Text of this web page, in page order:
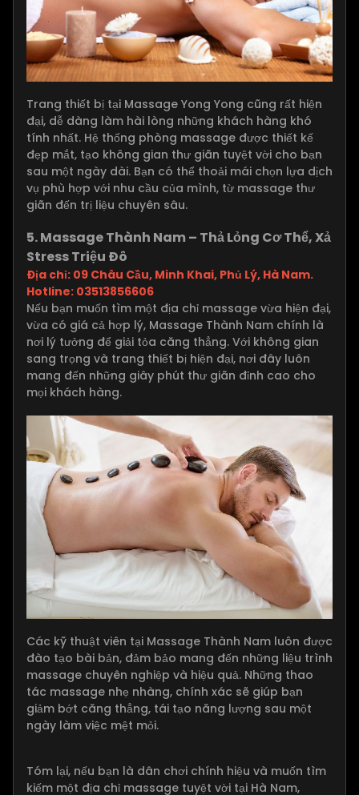
Trang thiết bị tại Massage Yong Yong cũng rất hiện
đại, dễ dàng làm hài lòng những khách hàng khó
tính nhất. Hệ thống phòng massage được thiết kế
đẹp mắt, tạo không gian thư giãn tuyệt vời cho bạn
sau một ngày dài. Bạn có thể thoải mái chọn lựa dịch
vụ phù hợp với nhu cầu của mình, từ massage thư
giãn đến trị liệu chuyên sâu.
5. Massage Thành Nam – Thả Lỏng Cơ Thể, Xả
Stress Triệu Đô
Địa chỉ: 09 Châu Cầu, Minh Khai, Phủ Lý, Hà Nam.
Hotline: 03513856606
Nếu bạn muốn tìm một địa chỉ massage vừa hiện đại,
vừa có giá cả hợp lý, Massage Thành Nam chính là
nơi lý tưởng để giải tỏa căng thẳng. Với không gian
sang trọng và trang thiết bị hiện đại, nơi đây luôn
mang đến những giây phút thư giãn đỉnh cao cho
mọi khách hàng.
Các kỹ thuật viên tại Massage Thành Nam luôn được
đào tạo bài bản, đảm bảo mang đến những liệu trình
massage chuyên nghiệp và hiệu quả. Những thao
tác massage nhẹ nhàng, chính xác sẽ giúp bạn
giảm bớt căng thẳng, tái tạo năng lượng sau một
ngày làm việc mệt mỏi.
Tóm lại, nếu bạn là dân chơi chính hiệu và muốn tìm
kiếm một địa chỉ massage tuyệt vời tại Hà Nam,